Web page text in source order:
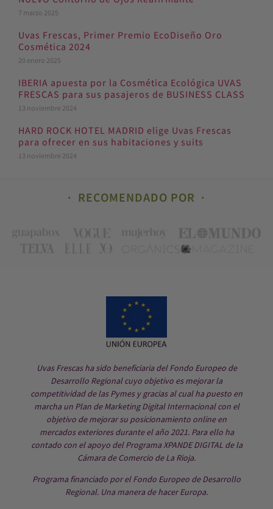
7 marzo 2025
Uvas Frescas, Primer Premio EcoDiseño Oro
Cosmética 2024
20 enero 2025
IBERIA apuesta por la Cosmética Ecológica UVAS
FRESCAS para sus pasajeros de BUSINESS CLASS
13 noviembre 2024
HARD ROCK HOTEL MADRID elige Uvas Frescas
para ofrecer en sus habitaciones y suits
13 noviembre 2024
RECOMENDADO POR
Uvas Frescas ha sido beneficiaria del Fondo Europeo de
Desarrollo Regional cuyo objetivo es mejorar la
competitividad de las Pymes y gracias al cual ha puesto en
marcha un Plan de Marketing Digital Internacional con el
objetivo de mejorar su posicionamiento online en
mercados exteriores durante el año 2021. Para ello ha
contado con el apoyo del Programa XPANDE DIGITAL de la
Cámara de Comercio de La Rioja.
Programa financiado por el Fondo Europeo de Desarrollo
Regional. Una manera de hacer Europa.